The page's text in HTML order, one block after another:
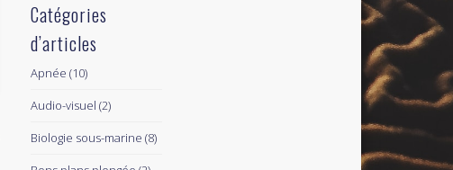
Catégories
d’articles
Apnée (10)
Audio-visuel (2)
Biologie sous-marine (8)